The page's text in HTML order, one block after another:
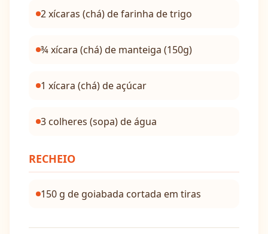
2 xícaras (chá) de farinha de trigo
¾ xícara (chá) de manteiga (150g)
1 xícara (chá) de açúcar
3 colheres (sopa) de água
RECHEIO
150 g de goiabada cortada em tiras